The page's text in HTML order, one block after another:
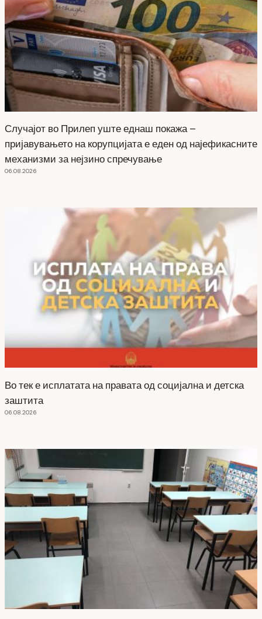
Случајот во Прилеп уште еднаш покажа –
пријавувањето на корупцијата е еден од најефикасните
механизми за нејзино спречување
06.08.2026
Во тек е исплатата на правата од социјална и детска
заштита
06.08.2026